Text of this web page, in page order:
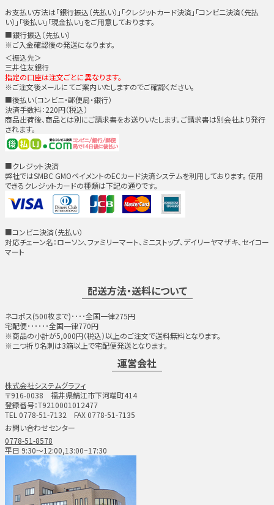
お支払い方法は「銀行振込（先払い）」「クレジットカード決済」「コンビニ決済（先払
い）」「後払い」「現金払い」をご用意しております。
■銀行振込（先払い）
※ご入金確認後の発送になります。
＜振込先＞
三井住友銀行
指定の口座は注文ごとに異なります。
※ご注文後メールにてご案内いたしますのでご確認ください。
■後払い（コンビニ・郵便局・銀行）
決済手数料：220円（税込）
商品出荷後、商品とは別にご請求書をお送りいたします。ご請求書は別会社より発行
されます。
■クレジット決済
弊社ではSMBC GMOペイメントのECカード決済システムを利用しております。 使用
できるクレジットカードの種類は下記の通りです。
■コンビニ決済（先払い）
対応チェーン名：ローソン、ファミリーマート、ミニストップ、デイリーヤマザキ、セイコー
マート
配送方法・送料について
ネコポス(500枚まで)････全国一律275円
宅配便･･････全国一律770円
※商品の小計が5,000円（税込）以上のご注文で送料無料となります。
※二つ折り名刺は3箱以上で宅配便発送となります。
運営会社
株式会社システムグラフィ
〒916-0038 福井県鯖江市下河端町414
登録番号：T9210001012477
TEL 0778-51-7132 FAX 0778-51-7135
お問い合わせセンター
0778-51-8578
平日 9:30～12:00,13:00~17:30